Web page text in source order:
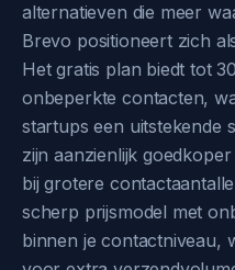
alternatieven die meer
Brevo positioneert zich
Het gratis plan biedt tot
onbeperkte contacten,
startups een uitstekende
zijn aanzienlijk
bij grotere
scherp prijsmodel met
binnen je contactniveau,